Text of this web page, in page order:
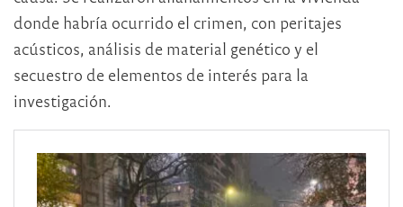
donde habría ocurrido el crimen, con peritajes
acústicos, análisis de material genético y el
secuestro de elementos de interés para la
investigación.